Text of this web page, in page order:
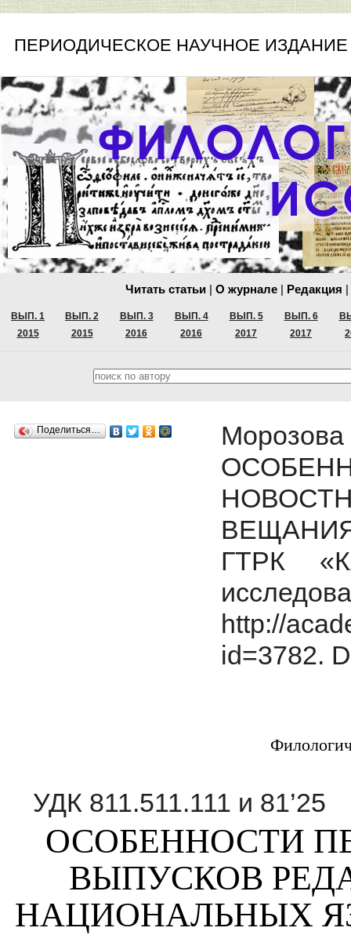
ПЕРИОДИЧЕСКОЕ НАУЧНОЕ ИЗДАНИЕ
Читать статьи | О журнале | Редакция |
ВЫП. 1
2015
ВЫП. 2
2015
ВЫП. 3
2016
ВЫП. 4
2016
ВЫП. 5
2017
ВЫП. 6
2017
Поделиться…
ГТРК
http://
id=3782.
УДК 811.511.111 и 81’25
ОСОБЕННОСТИ
ВЫПУСКОВ
НАЦИОНАЛЬНЫХ